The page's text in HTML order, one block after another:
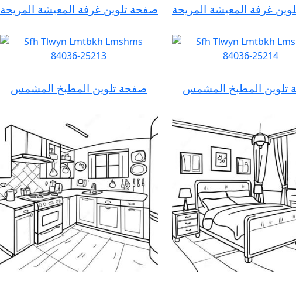
صفحة تلوين غرفة المعيشة المريحة غرفة المعيشة المريحة
صفحة تلوين المطبخ المشمس تلوين المطبخ المشمس